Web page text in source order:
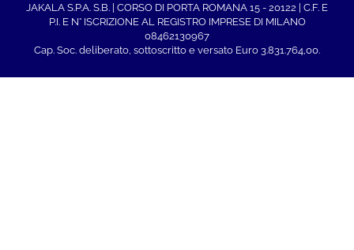
JAKALA S.P.A. S.B. | CORSO DI PORTA ROMANA 15 - 20122 | C.F. E
P.I. E N° ISCRIZIONE AL REGISTRO IMPRESE DI MILANO
08462130967
Cap. Soc. deliberato, sottoscritto e versato Euro 3.831.764,00.